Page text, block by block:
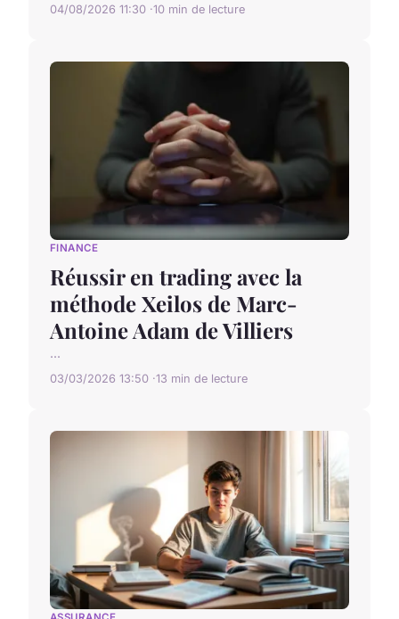
04/08/2026 11:30 10 min de lecture
FINANCE
Réussir en trading avec la
méthode Xeilos de Marc-
Antoine Adam de Villiers
...
03/03/2026 13:50 13 min de lecture